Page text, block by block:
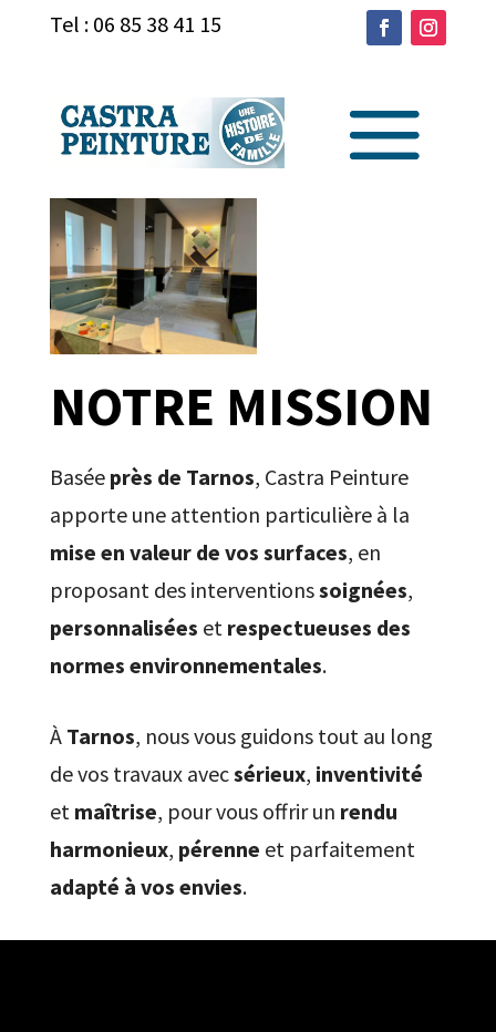
Tel : 06 85 38 41 15
NOTRE MISSION
Basée près de Tarnos, Castra Peinture
apporte une attention particulière à la
mise en valeur de vos surfaces, en
proposant des interventionssoignées,
personnalisées et respectueuses des
normes environnementales.
À Tarnos, nous vous guidons tout au long
de vos travaux avecsérieux, inventivité
et maîtrise, pour vous offrir un rendu
harmonieux, pérenne et parfaitement
adapté à vos envies.